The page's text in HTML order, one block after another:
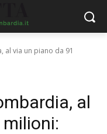
al via un piano da 91
al